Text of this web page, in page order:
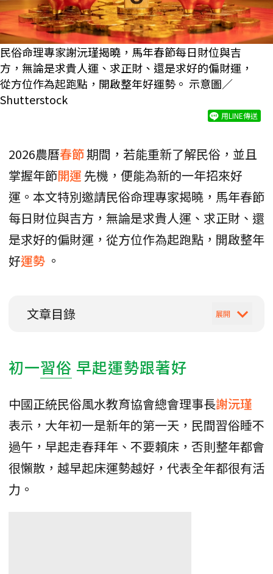
民俗命理專家謝沅瑾揭曉，馬年春節每日財位與吉
方，無論是求貴人運、求正財、還是求好的偏財運，
從方位作為起跑點，開啟整年好運勢。 示意圖／
Shutterstock
用LINE傳送
2026農曆春節期間，若能重新了解民俗，並且
掌握年節開運 先機，便能為新的一年招來好
運。本文特別邀請民俗命理專家揭曉，馬年春節
每日財位與吉方，無論是求貴人運、求正財、還
是求好的偏財運，從方位作為起跑點，開啟整年
好運勢 。
文章目錄
初一習俗 早起運勢跟著好
中國正統民俗風水教育協會總會理事長謝沅瑾
表示，大年初一是新年的第一天，民間習俗睡不
過午，早起走春拜年、不要賴床，否則整年都會
很懶散，越早起床運勢越好，代表全年都很有活
力。